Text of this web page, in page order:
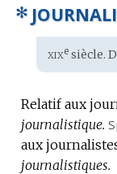
✻
Étymologie
:
xixesiècle.
Relatif aux
journalistique.
aux
journalistiques.